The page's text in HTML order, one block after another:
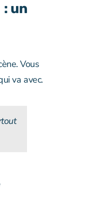
: un
Vous
va avec.